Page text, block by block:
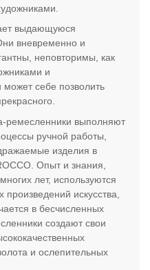
выдающуюся
вневременно и
неповторимы, как
и
себе позволить
ремесленники выполняют
ручной работы,
изделия в
Опыт и знания,
лет, используются
искусства,
в бесчисленных
создают свои
и ослепительных